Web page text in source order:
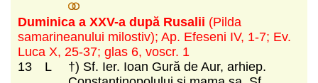
Duminica a XXV-a după Rusalii (Pilda
samarineanului milostiv); Ap. Efeseni IV, 1-7; Ev.
Luca X, 25-37; glas 6, voscr. 1
13
L
†) Sf. Ier. Ioan Gură de Aur, arhiep.